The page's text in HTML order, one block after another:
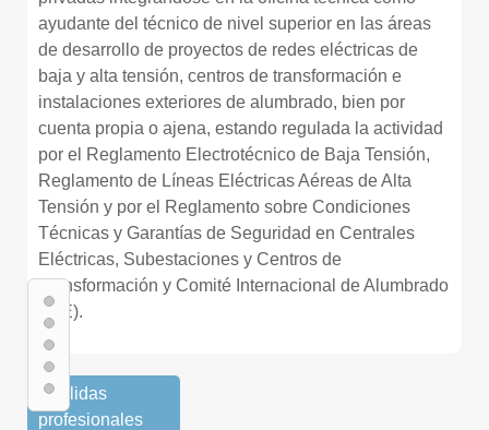
ayudante del técnico de nivel superior en las áreas
de desarrollo de proyectos de redes eléctricas de
baja y alta tensión, centros de transformación e
instalaciones exteriores de alumbrado, bien por
cuenta propia o ajena, estando regulada la actividad
por el Reglamento Electrotécnico de Baja Tensión,
Reglamento de Líneas Eléctricas Aéreas de Alta
Tensión y por el Reglamento sobre Condiciones
Técnicas y Garantías de Seguridad en Centrales
Eléctricas, Subestaciones y Centros de
Transformación y Comité Internacional de Alumbrado
(CIE).
· Salidas
profesionales